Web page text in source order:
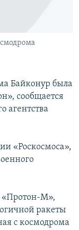
Байконур была
сообщается
агентства
«Роскосмоса»,
«Протон-М»,
ракеты
с космодрома